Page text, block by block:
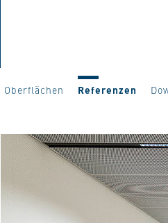
Oberflächen Referenzen